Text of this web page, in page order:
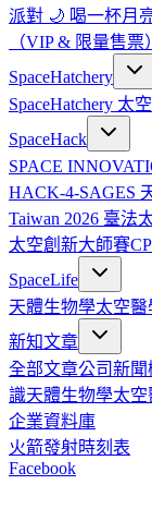
派對 🌙 喝一杯月
（VIP & 限量售票）
SpaceHatchery
SpaceHatchery 太
SpaceHack
SPACE
HACK-4-SAGES
Taiwan 2026 臺法
太空創新大師賽
SpaceLife
天體生物學太空醫
新知文章
全部文章公司新聞
識天體生物學太空
企業資料庫
火箭發射時刻表
Facebook